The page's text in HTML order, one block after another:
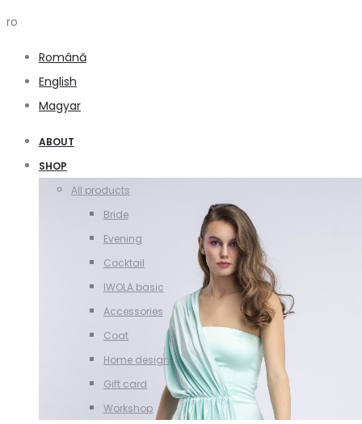
ro
Română
English
Magyar
ABOUT
SHOP
All products
Bride
Evening
Cocktail
IWOLA basic
Accessories
Coat
Home design
Gift card
Workshop